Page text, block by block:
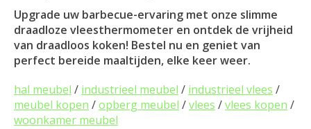
Upgrade uw barbecue-ervaring met onze slimme
draadloze vleesthermometer en ontdek de vrijheid
van draadloos koken! Bestel nu en geniet van
perfect bereide maaltijden, elke keer weer.
hal meubel / industrieel meubel / industrieel vlees /
meubel kopen /opberg meubel /vlees /vlees kopen /
woonkamer meubel